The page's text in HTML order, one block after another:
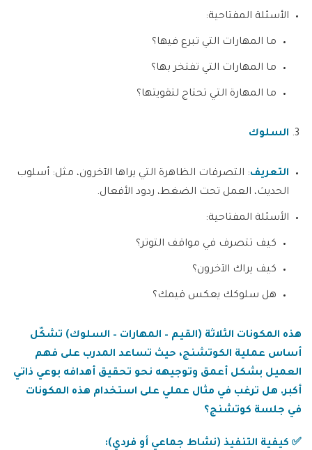
الأسئلة المفتاحية:
ما المهارات التي تبرع فيها؟
ما المهارات التي تفتخر بها؟
ما المهارة التي تحتاج لتقويتها؟
السلوك
التعريف: التصرفات الظاهرة التي يراها الآخرون، مثل: أسلوب
الحديث، العمل تحت الضغط، ردود الأفعال.
الأسئلة المفتاحية:
كيف تتصرف في مواقف التوتر؟
كيف يراك الآخرون؟
هل سلوكك يعكس قيمك؟
هذه المكونات الثلاثة (القيم – المهارات – السلوك) تشكّل
أساس عملية الكوتشنج، حيث تساعد المدرب على فهم
العميل بشكل أعمق وتوجيهه نحو تحقيق أهدافه بوعي ذاتي
أكبر. هل ترغب في مثال عملي على استخدام هذه المكونات
في جلسة كوتشنج؟
✅ كيفية التنفيذ (نشاط جماعي أو فردي):